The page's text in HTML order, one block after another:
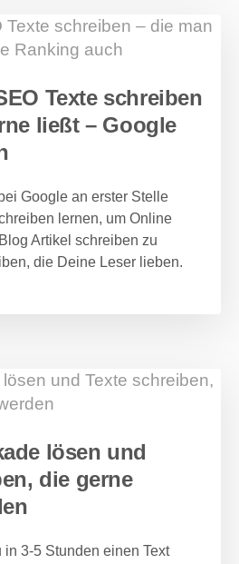
Texte schreiben
ließt – Google
Google an erster Stelle
lernen, um Online
Artikel schreiben zu
die Deine Leser lieben.
lösen und
die gerne
in 3-5 Stunden einen Text